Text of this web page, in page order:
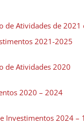
de Atividades de 2021
2021-2025
de Atividades 2020
2020 – 2024
Investimentos 2024 –